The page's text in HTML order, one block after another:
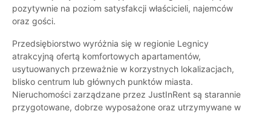
pozytywnie na poziom satysfakcji właścicieli, najemców
oraz gości.
Przedsiębiorstwo wyróżnia się w regionie Legnicy
atrakcyjną ofertą komfortowych apartamentów,
usytuowanych przeważnie w korzystnych lokalizacjach,
blisko centrum lub głównych punktów miasta.
Nieruchomości zarządzane przez JustInRent są starannie
przygotowane, dobrze wyposażone oraz utrzymywane w